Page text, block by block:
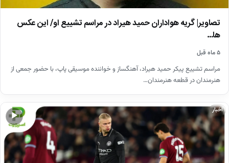
تصاویر| گریه هواداران حمید هیراد در مراسم تشییع او/ این عکس
ها…
۵ ماه قبل
مراسم تشییع پیکر حمید هیراد، آهنگساز و خواننده موسیقی پاپ، با حضور جمعی از
هنرمندان در قطعه هنرمندان…
▶
اخبار